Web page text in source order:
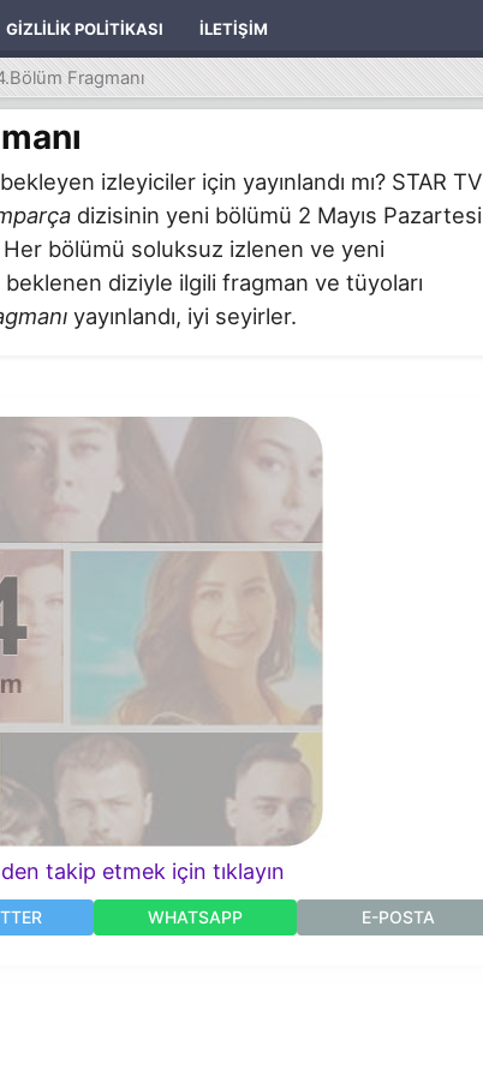
GIZLILIK POLITIKASI İLETIŞIM
Fragmanı
izleyiciler için yayınlandı mı? STAR TV
dizisinin yeni bölümü 2 Mayıs Pazartesi
bölümü soluksuz izlenen ve yeni
diziyle ilgili fragman ve tüyoları
yayınlandı, iyi seyirler.
takip etmek için tıklayın
WHATSAPP E-POSTA